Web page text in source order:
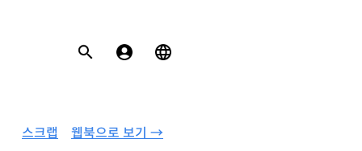
웹북으로 보기 →
스크랩